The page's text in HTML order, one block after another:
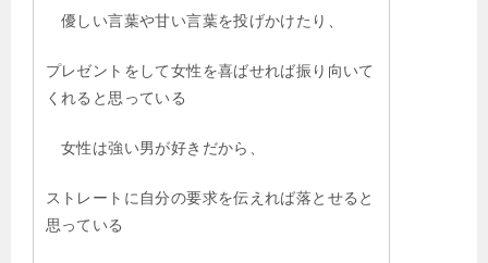
優しい言葉や甘い言葉を投げかけたり、
プレゼントをして女性を喜ばせれば振り向いて
くれると思っている
女性は強い男が好きだから、
ストレートに自分の要求を伝えれば落とせると
思っている